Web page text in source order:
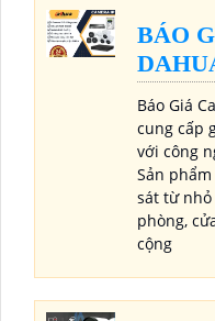
BÁO
Báo Giá
cung cấp
với công
Sản
sát từ
phòng,
cộng